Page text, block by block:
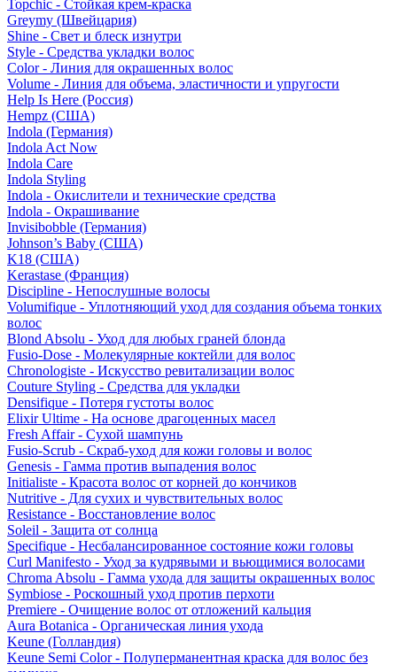
Topchic - Стойкая крем-краска
Greymy (Швейцария)
Shine - Свет и блеск изнутри
Style - Средства укладки волос
Color - Линия для окрашенных волос
Volume - Линия для объема, эластичности и упругости
Help Is Here (Россия)
Hempz (США)
Indola (Германия)
Indola Act Now
Indola Care
Indola Styling
Indola - Окислители и технические средства
Indola - Окрашивание
Invisibobble (Германия)
Johnson’s Baby (США)
K18 (США)
Kerastase (Франция)
Discipline - Непослушные волосы
Volumifique - Уплотняющий уход для создания объема тонких
волос
Blond Absolu - Уход для любых граней блонда
Fusio-Dose - Молекулярные коктейли для волос
Chronologiste - Искусство ревитализации волос
Couture Styling - Средства для укладки
Densifique - Потеря густоты волос
Elixir Ultime - На основе драгоценных масел
Fresh Affair - Сухой шампунь
Fusio-Scrub - Скраб-уход для кожи головы и волос
Genesis - Гамма против выпадения волос
Initialiste - Красота волос от корней до кончиков
Nutritive - Для сухих и чувствительных волос
Resistance - Восстановление волос
Soleil - Защита от солнца
Specifique - Несбалансированное состояние кожи головы
Curl Manifesto - Уход за кудрявыми и вьющимися волосами
Chroma Absolu - Гамма ухода для защиты окрашенных волос
Symbiose - Роскошный уход против перхоти
Premiere - Очищение волос от отложений кальция
Aura Botanica - Органическая линия ухода
Keune (Голландия)
Keune Semi Color - Полуперманентная краска для волос без